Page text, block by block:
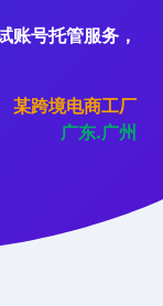
账号托管服务，
某跨境电商工厂
广东.广州